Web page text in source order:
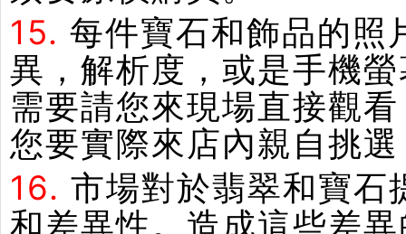
15. 每件寶石和飾品的照
異，解析度，或是手機
需要請您來現場直接觀
您要實際來店內親自挑
16. 市場對於翡翠和寶石
和差異性。造成這些差